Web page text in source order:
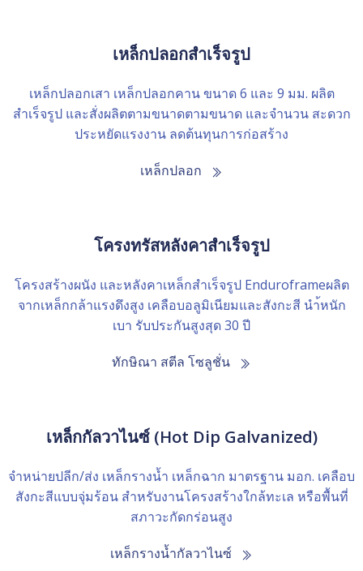
เหล็กปลอกสำเร็จรูป
เหล็กปลอกเสา เหล็กปลอกคาน ขนาด 6 และ 9 มม. ผลิต
สำเร็จรูป และสั่งผลิตตามขนาดตามขนาด และจำนวน สะดวก
ประหยัดแรงงาน ลดต้นทุนการก่อสร้าง
เหล็กปลอก
โครงทรัสหลังคาสำเร็จรูป
โครงสร้างผนัง และหลังคาเหล็กสำเร็จรูป Enduroframeผลิต
จากเหล็กกล้าแรงดึงสูง เคลือบอลูมิเนียมและสังกะสี นำ้หนัก
เบา รับประกันสูงสุด 30 ปี
ทักษิณา สตีล โซลูชั่น
เหล็กกัลวาไนซ์ (Hot Dip Galvanized)
จำหน่ายปลีก/ส่ง เหล็กรางน้ำ เหล็กฉาก มาตรฐาน มอก. เคลือบ
สังกะสีแบบจุ่มร้อน สำหรับงานโครงสร้างใกล้ทะเล หรือพื้นที่
สภาวะกัดกร่อนสูง
เหล็กรางน้ำกัลวาไนซ์